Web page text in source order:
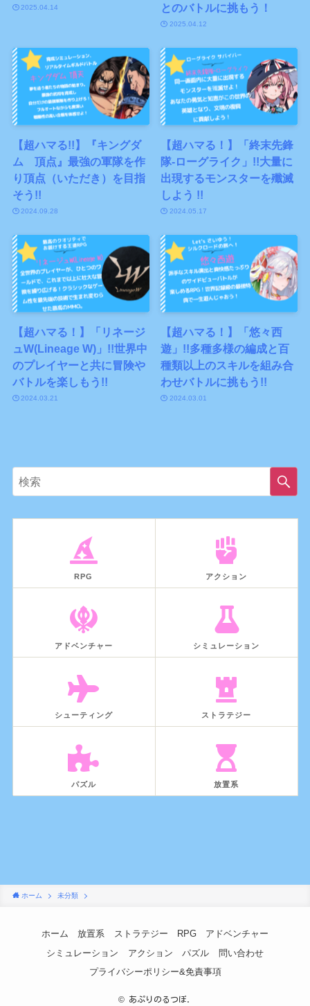
2025.04.14
とのバトルに挑もう！
2025.04.12
【超ハマる!!】『キングダ
ム 頂点』最強の軍隊を作
り頂点（いただき）を目指
そう!!
2024.09.28
【超ハマる！】「終末先鋒
隊-ローグライク」!!大量に
出現するモンスターを殲滅
しよう !!
2024.05.17
【超ハマる！】「リネージ
ュW(Lineage W)」!!世界中
のプレイヤーと共に冒険や
バトルを楽しもう!!
2024.03.21
【超ハマる！】「悠々西
遊」!!多種多様の編成と百
種類以上のスキルを組み合
わせバトルに挑もう!!
2024.03.01
RPG アクション
アドベンチャー シミュレーション
シューティング ストラテジー
パズル 放置系
ホーム 未分類
ホーム 放置系 ストラテジー RPG
アドベンチャー
シミュレーション
アクション パズル
問い合わせ
プライバシーポリシー&免責事項
© あぷりのるつぼ.